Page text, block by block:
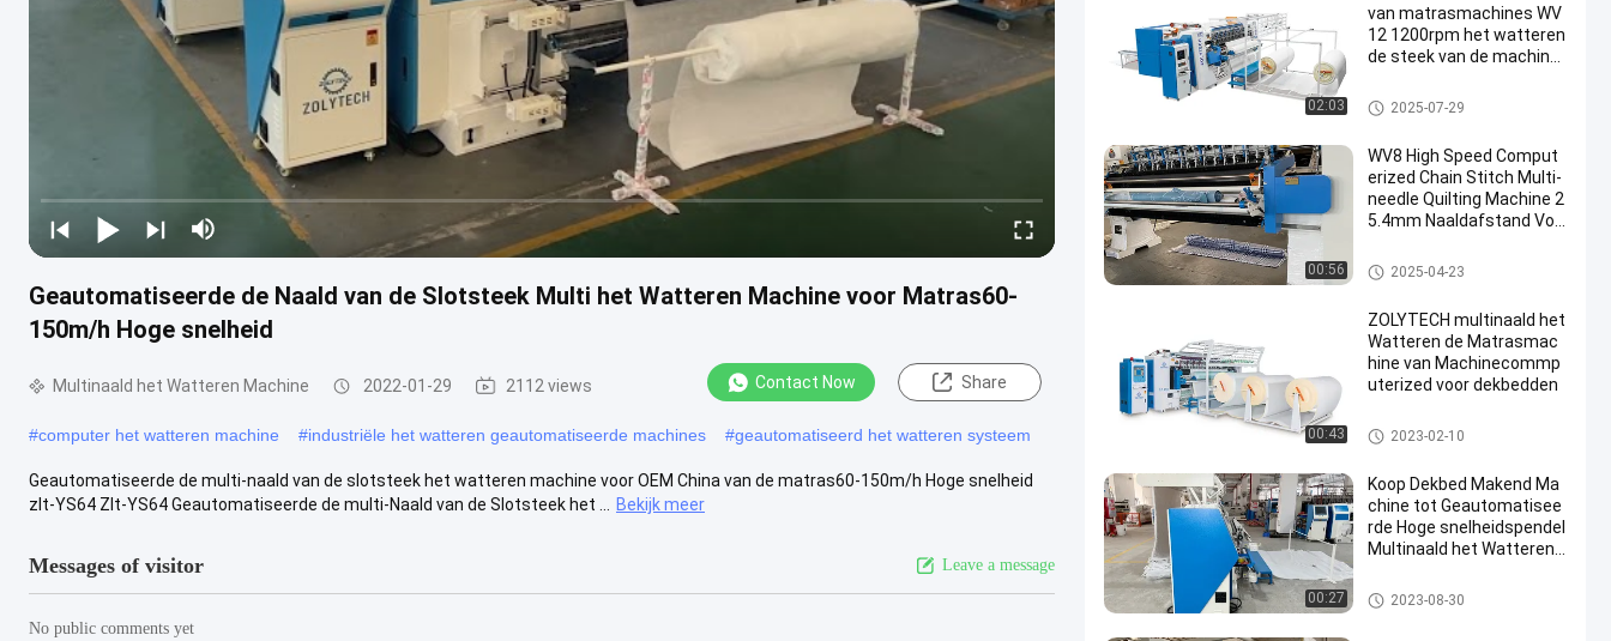
Geautomatiseerde de Naald van de Slotsteek Multi het Watteren Machine voor Matras60-
150m/h Hoge snelheid
Multinaald het Watteren Machine 2022-01-29 2112 views Contact Now Share
#computer het watteren machine #industriële het watteren geautomatiseerde machines #geautomatiseerd het watteren systeem
Geautomatiseerde de multi-naald van de slotsteek het watteren machine voor OEM China van de matras60-150m/h Hoge snelheid
zlt-YS64 Zlt-YS64 Geautomatiseerde de multi-Naald van de Slotsteek het ...
Bekijk meer
Messages of visitor Leave a message
No public comments yet
02:03
van matrasmachines WV
12 1200rpm het watteren
de steek van de machine
Multinaald het Watteren Machi
ne
2025-07-29
00:56
WV8 High Speed Comput
erized Chain Stitch Multi-
needle Quilting Machine 2
5.4mm Naaldafstand Voo
Multinaald het Watteren Machi
ne
2025-04-23
00:43
ZOLYTECH multinaald het
Watteren de Matrasmac
hine van Machinecommp
uterized voor dekbedden
Multinaald het Watteren Machi
ne
2023-02-10
00:27
Koop Dekbed Makend Ma
chine tot Geautomatisee
rde Hoge snelheidspendel
Multinaald het Watteren
Multinaald het Watteren Machi
ne
2023-08-30